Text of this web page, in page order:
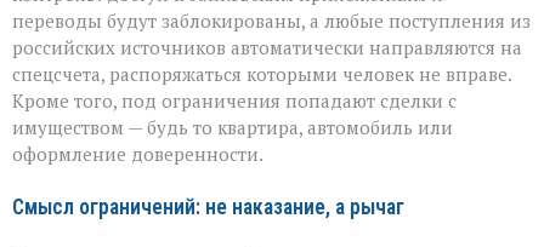
переводы будут заблокированы, а любые поступления из
российских источников автоматически направляются на
спецсчета, распоряжаться которыми человек не вправе.
Кроме того, под ограничения попадают сделки с
имуществом — будь то квартира, автомобиль или
оформление доверенности.
Смысл ограничений: не наказание, а рычаг